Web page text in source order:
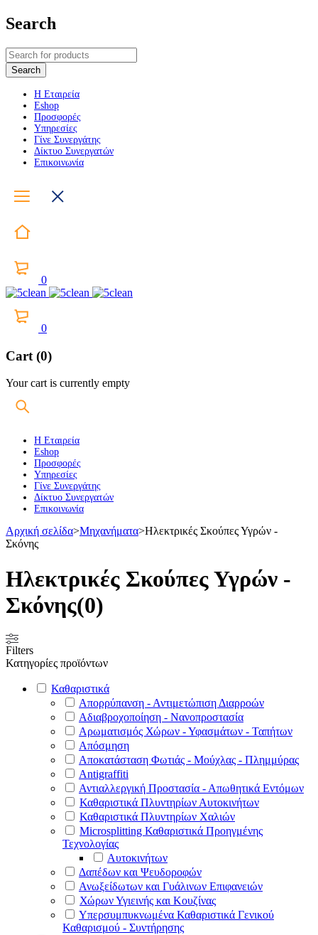
Search
Η Εταιρεία
Eshop
Προσφορές
Υπηρεσίες
Γίνε Συνεργάτης
Δίκτυο Συνεργατών
Επικοινωνία
0
0
Cart (0)
Your cart is currently empty
Η Εταιρεία
Eshop
Προσφορές
Υπηρεσίες
Γίνε Συνεργάτης
Δίκτυο Συνεργατών
Επικοινωνία
Αρχική σελίδα>Μηχανήματα>Ηλεκτρικές Σκούπες Υγρών -
Σκόνης
Ηλεκτρικές Σκούπες Υγρών -
Σκόνης(0)
Filters
Κατηγορίες προϊόντων
Καθαριστικά
Απορρύπανση - Αντιμετώπιση Διαρροών
Αδιαβροχοποίηση - Νανοπροστασία
Αρωματισμός Χώρων - Υφασμάτων - Ταπήτων
Απόσμηση
Αποκατάσταση Φωτιάς - Μούχλας - Πλημμύρας
Antigraffiti
Αντιαλλεργική Προστασία - Απωθητικά Εντόμων
Καθαριστικά Πλυντηρίων Αυτοκινήτων
Καθαριστικά Πλυντηρίων Χαλιών
Microsplitting Καθαριστικά Προηγμένης
Τεχνολογίας
Αυτοκινήτων
Δαπέδων και Ψευδοροφών
Ανωξείδωτων και Γυάλινων Επιφανειών
Χώρων Υγιεινής και Κουζίνας
Υπερσυμπυκνωμένα Καθαριστικά Γενικού
Καθαρισμού - Συντήρησης